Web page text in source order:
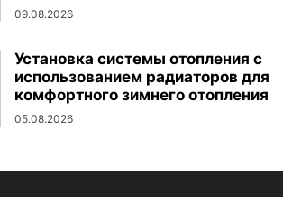
09.08.2026
Установка системы отопления с
использованием радиаторов для
комфортного зимнего отопления
05.08.2026